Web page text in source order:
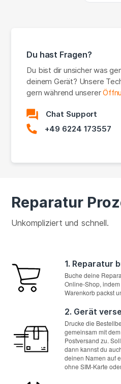
Du hast Fragen?
Du bist dir unsicher was
deinem Gerät? Unsere
gern während unserer
Chat Support
+49 6224 173557
Reparatur
Unkompliziert und schnell.
1. Reparatur
Buche deine
Online-Shop,
Warenkorb packst
2. Gerät
Drucke die
gemeinsam mit
Postversand zu.
dann kannst du
deinen Namen auf
ohne SIM-Karte